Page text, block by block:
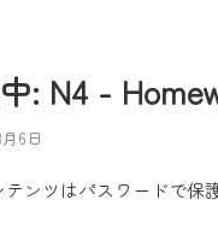
: N4 -
6日
テンツはパスワードで保